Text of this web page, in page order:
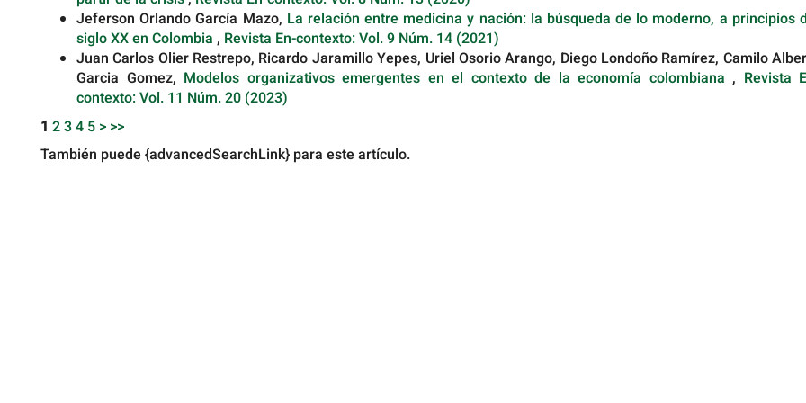
Jeferson Orlando García Mazo, La relación entre medicina y nación: la búsqueda de lo moderno, a principios
siglo XX en Colombia , Revista En-contexto: Vol. 9 Núm. 14 (2021)
Juan Carlos Olier Restrepo, Ricardo Jaramillo Yepes, Uriel Osorio Arango, Diego Londoño Ramírez, Camilo
Garcia Gomez, Modelos organizativos emergentes en el contexto de la economía colombiana , Revista
contexto: Vol. 11 Núm. 20 (2023)
1 234 5 > >>
También puede {advancedSearchLink} para este artículo.